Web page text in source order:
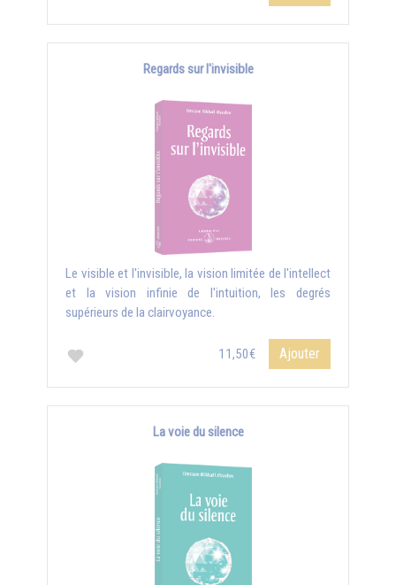
Regards sur l'invisible
Le visible et l'invisible, la vision limitée de l'intellect
et la vision infinie de l'intuition, les degrés
supérieurs de la clairvoyance.
11,50€ Ajouter
La voie du silence